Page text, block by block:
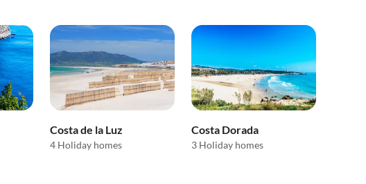
Costa de la Luz
4 Holiday homes
Costa Dorada
3 Holiday homes